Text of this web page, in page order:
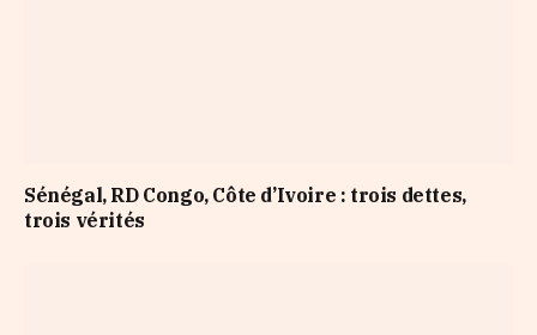
Sénégal, RD Congo, Côte d’Ivoire : trois dettes,
trois vérités